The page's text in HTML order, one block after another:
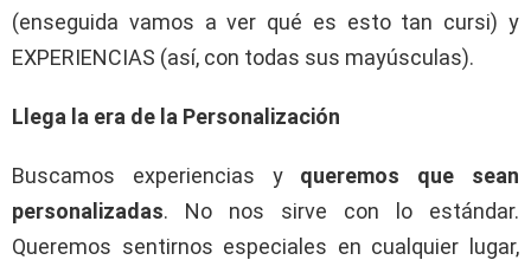
(enseguida vamos a ver qué es esto tan cursi) y
EXPERIENCIAS (así, con todas sus mayúsculas).
Llega la era de la Personalización
Buscamos experiencias y queremos que sean
personalizadas. No nos sirve con lo estándar.
Queremos sentirnos especiales en cualquier lugar,